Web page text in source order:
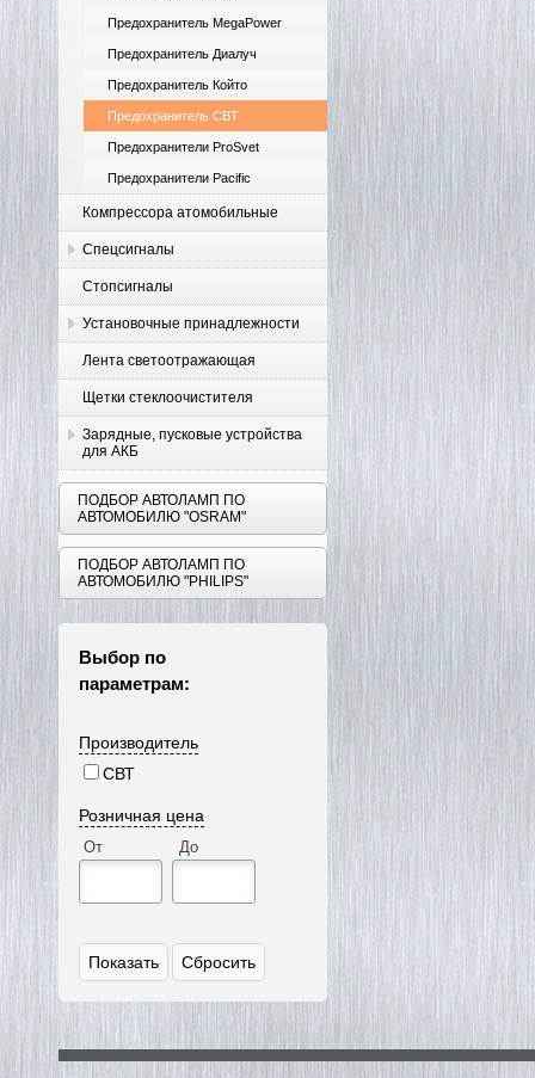
Предохранитель MegaPower
Предохранитель Диалуч
Предохранитель Който
Предохранитель CBT
Предохранители ProSvet
Предохранители Pacific
Компрессора атомобильные
Спецсигналы
Стопсигналы
Установочные принадлежности
Лента светоотражающая
Щетки стеклоочистителя
Зарядные, пусковые устройства
для АКБ
ПОДБОР АВТОЛАМП ПО
АВТОМОБИЛЮ "OSRAM"
ПОДБОР АВТОЛАМП ПО
АВТОМОБИЛЮ "PHILIPS"
Выбор по
параметрам:
Производитель
СВТ
Розничная цена
От До